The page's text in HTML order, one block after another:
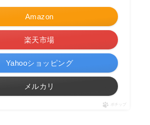
Amazon
楽天市場
Yahooショッピング
メルカリ
ポチップ